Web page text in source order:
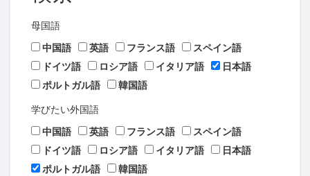
母国語
中国語
英語 フランス語
スペイン語
ドイツ語
ロシア語 イタリア語
日本語
ポルトガル語
韓国語
学びたい外国語
中国語
英語 フランス語
スペイン語
ドイツ語
ロシア語 イタリア語
日本語
ポルトガル語
韓国語